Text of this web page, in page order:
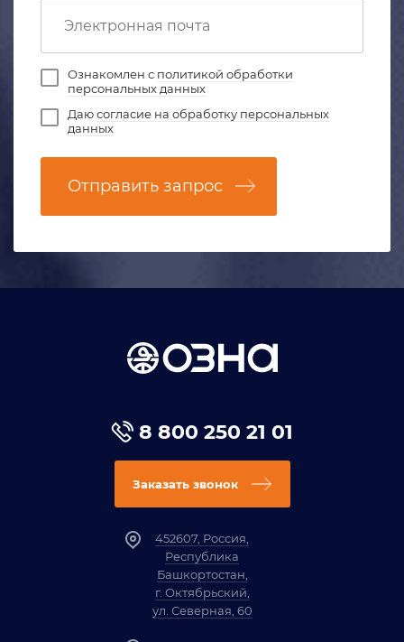
Ознакомлен с политикой обработки
персональных данных
Даюсогласие на обработку персональных
данных
Отправить запрос
8 800 250 21 01
Заказать звонок
452607, Россия,
Республика
Башкортостан,
г. Октябрьский,
ул. Северная, 60